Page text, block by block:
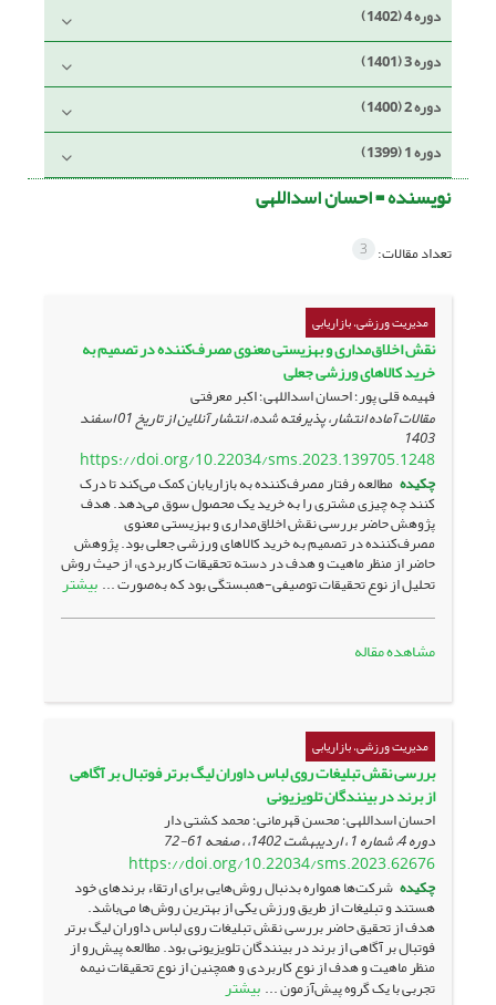
دوره 4 (1402)
دوره 3 (1401)
دوره 2 (1400)
دوره 1 (1399)
نویسنده =احسان اسداللهی
تعداد مقالات:
مدیریت ورزشی، بازاریابی
نقش اخلاق‌مداری و بهزیستی معنوی مصرف‌کننده در تصمیم به
خرید کالاهای ورزشی جعلی
فهیمه قلی پور؛ احسان اسداللهی؛ اکبر معرفتی
مقالات آماده انتشار، پذیرفته شده، انتشار آنلاین از تاریخ 01 اسفند
1403
https://doi.org/10.22034/sms.2023.139705.1248
چکیدهمطالعه رفتار مصرف‌کننده به بازاریابان کمک می‌کند تا درک
کنند چه چیزی مشتری را به خرید یک محصول سوق می‌دهد. هدف
پژوهش حاضر بررسی نقش اخلاق‌مداری و بهزیستی معنوی
مصرف‌کننده در تصمیم به خرید کالاهای ورزشی جعلی بود. پژوهش
حاضر از منظر ماهیت و هدف در دسته تحقیقات کاربردی، از حیث روش
تحلیل از نوع تحقیقات توصیفی-همبستگی بود که به‌صورت ...بیشتر
مشاهده مقاله
مدیریت ورزشی، بازاریابی
بررسی نقش تبلیغات روی لباس داوران لیگ برتر فوتبال بر آگاهی
از برند در بینندگان تلویزیونی
احسان اسداللهی؛ محسن قهرمانی؛ محمد کشتی دار
دوره 4، شماره 1 ، اردیبهشت 1402، ، صفحه 61-72
https://doi.org/10.22034/sms.2023.62676
چکیدهشرکت‌ها همواره بدنبال روش‌هایی برای ارتقاء برندهای خود
هستند و تبلیغات از طریق ورزش یکی از بهترین روش‌ها می‌باشد.
هدف از تحقیق حاضر بررسی نقش تبلیغات روی لباس داوران لیگ برتر
فوتبال بر آگاهی از برند در بینندگان تلویزیونی بود. مطالعه پیش‌رو از
منظر ماهیت و هدف از نوع کاربردی و همچنین از نوع تحقیقات نیمه
تجربی با یک گروه پیش‌آزمون ...بیشتر